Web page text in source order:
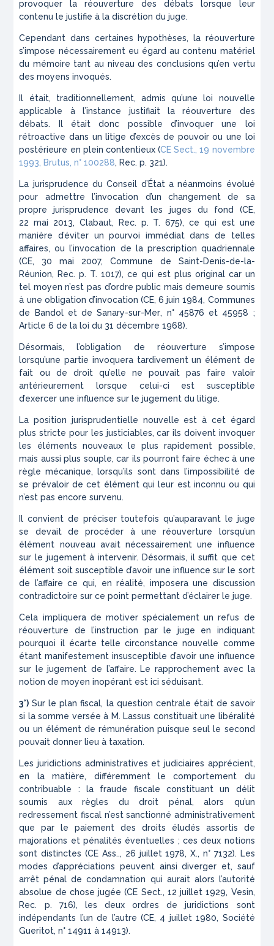
provoquer la réouverture des débats lorsque leur
contenu le justifie à la discrétion du juge.
Cependant dans certaines hypothèses, la réouverture
s’impose nécessairement eu égard au contenu matériel
du mémoire tant au niveau des conclusions qu’en vertu
des moyens invoqués.
Il était, traditionnellement, admis qu’une loi nouvelle
applicable à l’instance justifiait la réouverture des
débats. Il était donc possible d’invoquer une loi
rétroactive dans un litige d’excès de pouvoir ou une loi
postérieure en plein contentieux (CE Sect., 19 novembre
1993,Brutus , n° 100288,Rec. p. 321).
La jurisprudence du Conseil d’État a néanmoins évolué
pour admettre l’invocation d’un changement de sa
propre jurisprudence devant les juges du fond (CE,
22 mai 2013, Clabaut, Rec. p. T. 675), ce qui est une
manière d’éviter un pourvoi immédiat dans de telles
affaires, ou l’invocation de la prescription quadriennale
(CE, 30 mai 2007, Commune de Saint-Denis-de-la-
Réunion,Rec. p. T. 1017), ce qui est plus original car un
tel moyen n’est pas d’ordre public mais demeure soumis
à une obligation d’invocation (CE, 6 juin 1984, Communes
de Bandol et de Sanary-sur-Mer, n° 45876 et 45958 ;
Article 6 de la loi du 31 décembre 1968).
Désormais, l’obligation de réouverture s’impose
lorsqu’une partie invoquera tardivement un élément de
fait ou de droit qu’elle ne pouvait pas faire valoir
antérieurement lorsque celui-ci est susceptible
d’exercer une influence sur le jugement du litige.
La position jurisprudentielle nouvelle est à cet égard
plus stricte pour les justiciables, car ils doivent invoquer
les éléments nouveaux le plus rapidement possible,
mais aussi plus souple, car ils pourront faire échec à une
règle mécanique, lorsqu’ils sont dans l’impossibilité de
se prévaloir de cet élément qui leur est inconnu ou qui
n’est pas encore survenu.
Il convient de préciser toutefois qu’auparavant le juge
se devait de procéder à une réouverture lorsqu’un
élément nouveau avait nécessairement une influence
sur le jugement à intervenir. Désormais, il suffit que cet
élément soit susceptible d’avoir une influence sur le sort
de l’affaire ce qui, en réalité, imposera une discussion
contradictoire sur ce point permettant d’éclairer le juge.
Cela impliquera de motiver spécialement un refus de
réouverture de l’instruction par le juge en indiquant
pourquoi il écarte telle circonstance nouvelle comme
étant manifestement insusceptible d’avoir une influence
sur le jugement de l’affaire. Le rapprochement avec la
notion de moyen inopérant est ici séduisant.
3°) Sur le plan fiscal, la question centrale était de savoir
si la somme versée à M. Lassus constituait une libéralité
ou un élément de rémunération puisque seul le second
pouvait donner lieu à taxation.
Les juridictions administratives et judiciaires apprécient,
en la matière, différemment le comportement du
contribuable : la fraude fiscale constituant un délit
soumis aux règles du droit pénal, alors qu’un
redressement fiscal n’est sanctionné administrativement
que par le paiement des droits éludés assortis de
majorations et pénalités éventuelles ; ces deux notions
sont distinctes (CE Ass.., 26 juillet 1978,X., n° 7132). Les
modes d’appréciations peuvent ainsi diverger et, sauf
arrêt pénal de condamnation qui aurait alors l’autorité
absolue de chose jugée (CE Sect., 12 juillet 1929, Vesin,
Rec. p. 716), les deux ordres de juridictions sont
indépendants l’un de l’autre (CE, 4 juillet 1980, Société
Gueritot, n° 14911 à 14913).